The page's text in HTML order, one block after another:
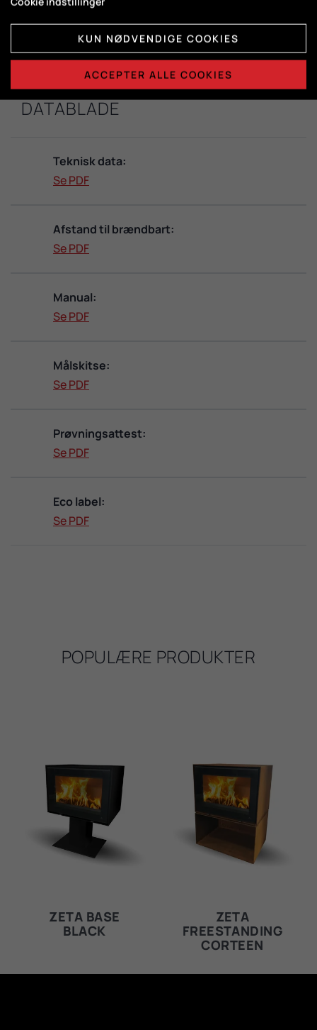
Brændkammermål:
H350 x B600 x D300
DATABLADE
Teknisk data:
Se PDF
Afstand til brændbart:
Se PDF
Manual:
Se PDF
Målskitse:
Se PDF
Prøvningsattest:
Se PDF
Eco label:
Se PDF
POPULÆRE PRODUKTER
ZETA BASE
BLACK
ZETA
FREESTANDING
CORTEEN
KUN NØDVENDIGE COOKIES
ACCEPTER ALLE COOKIES